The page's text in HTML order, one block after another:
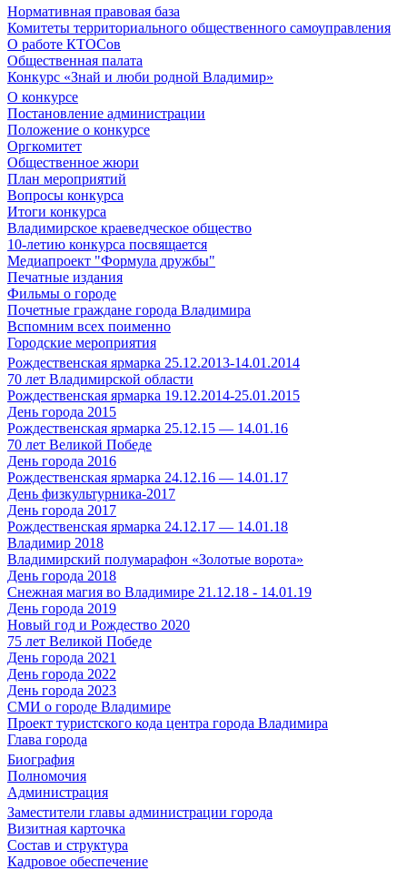
Нормативная правовая база
Комитеты территориального общественного самоуправления
О работе КТОСов
Общественная палата
Конкурс «Знай и люби родной Владимир»
О конкурсе
Постановление администрации
Положение о конкурсе
Оргкомитет
Общественное жюри
План мероприятий
Вопросы конкурса
Итоги конкурса
Владимирское краеведческое общество
10-летию конкурса посвящается
Медиапроект "Формула дружбы"
Печатные издания
Фильмы о городе
Почетные граждане города Владимира
Вспомним всех поименно
Городские мероприятия
Рождественская ярмарка 25.12.2013-14.01.2014
70 лет Владимирской области
Рождественская ярмарка 19.12.2014-25.01.2015
День города 2015
Рождественская ярмарка 25.12.15 — 14.01.16
70 лет Великой Победе
День города 2016
Рождественская ярмарка 24.12.16 — 14.01.17
День физкультурника-2017
День города 2017
Рождественская ярмарка 24.12.17 — 14.01.18
Владимир 2018
Владимирский полумарафон «Золотые ворота»
День города 2018
Снежная магия во Владимире 21.12.18 - 14.01.19
День города 2019
Новый год и Рождество 2020
75 лет Великой Победе
День города 2021
День города 2022
День города 2023
СМИ о городе Владимире
Проект туристского кода центра города Владимира
Глава города
Биография
Полномочия
Администрация
Заместители главы администрации города
Визитная карточка
Состав и структура
Кадровое обеспечение